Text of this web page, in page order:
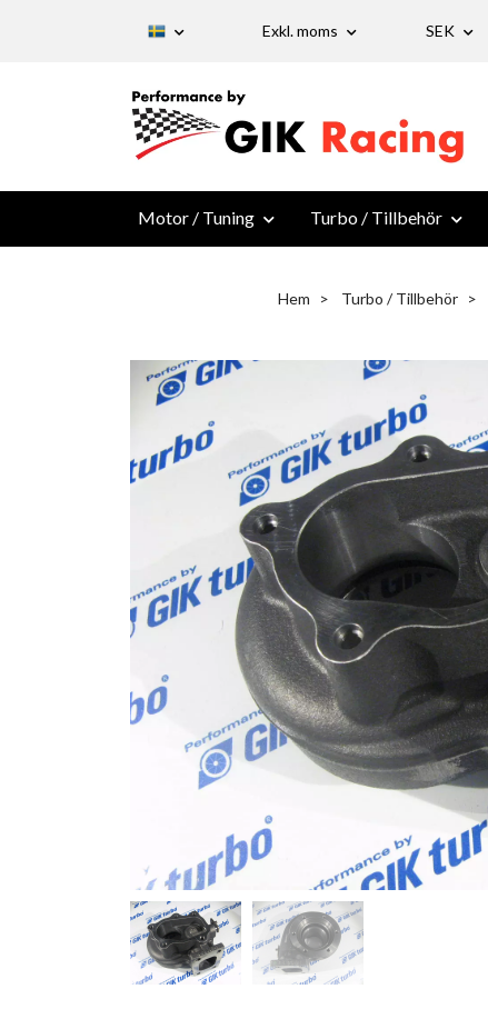
Exkl. moms SEK
Motor / Tuning Turbo / Tillbehör
Hem Turbo / Tillbehör